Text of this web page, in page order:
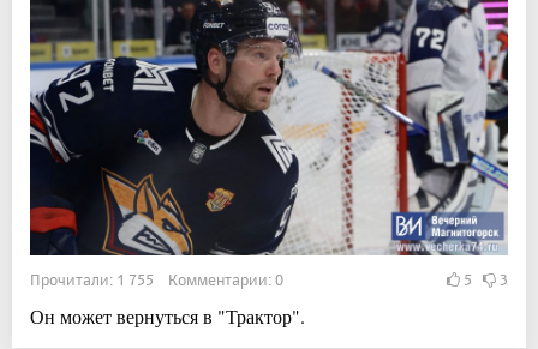
Прочитали: 1 755 Комментарии: 0 5 3
Он может вернуться в "Трактор".